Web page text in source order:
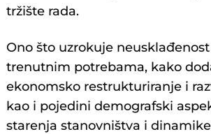
tržište rada.
Ono što uzrokuje
trenutnim potrebama, kako
ekonomsko restrukturiranje i
kao i pojedini demografski
starenja stanovništva i